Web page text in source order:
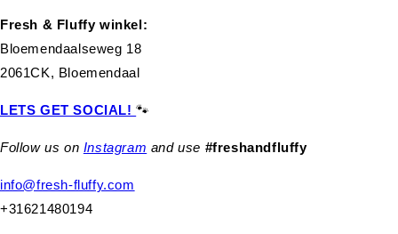
Fresh & Fluffy winkel:
Bloemendaalseweg 18
2061CK, Bloemendaal
LETS GET SOCIAL!🐾
Follow us on Instagram and use #freshandfluffy
info@fresh-fluffy.com
+31621480194